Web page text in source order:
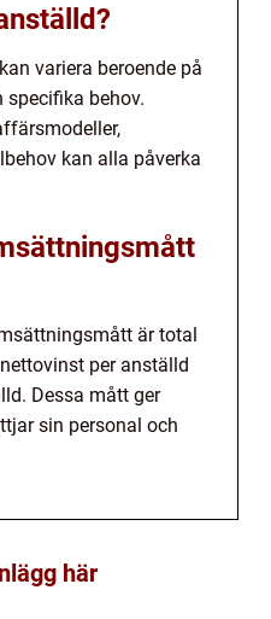
variera beroende på
specifika behov.
kan alla påverka
är total
per anställd
Dessa mått ger
sin personal och
här